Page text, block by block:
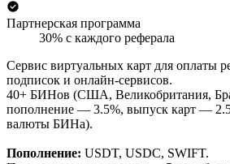
Партнерская программа
30% с каждого реферала
Сервис виртуальных карт для оплаты
подписок и онлайн-сервисов.
40+ БИНов (США, Великобритания,
пополнение — 3.5%, выпуск карт — 2.5
валюты БИНа).
Пополнение: USDT, USDC, SWIFT.